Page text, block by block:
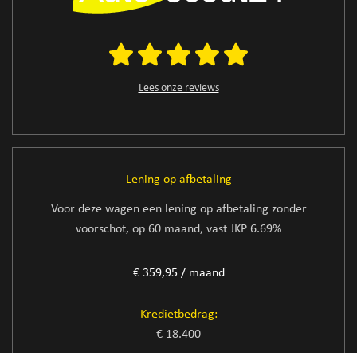
Lees onze reviews
Lening op afbetaling
Voor deze wagen een lening op afbetaling zonder
voorschot, op 60 maand, vast JKP 6.69%
€ 359,95 / maand
Kredietbedrag:
€ 18.400